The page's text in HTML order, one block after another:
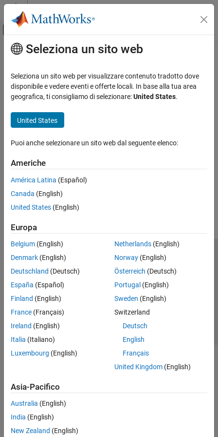
Vai al contenuto
Attiva/disattiva menu di navigazione
Pagina iniziale della documentazione
Contenuto principale
Seleziona un sito web
Seleziona un sito web per visualizzare contenuto tradotto dove
disponibile e vedere eventi e offerte locali. In base alla tua area
geografica, ti consigliamo di selezionare:United States.
United States
Puoi anche selezionare un sito web dal seguente elenco:
Americhe
América Latina (Español)
Canada (English)
United States (English)
Europa
Belgium (English)
Denmark (English)
Deutschland (Deutsch)
España (Español)
Finland (English)
France (Français)
Ireland (English)
Italia (Italiano)
Luxembourg (English)
Netherlands(English)
Norway(English)
Österreich (Deutsch)
Portugal (English)
Sweden (English)
Switzerland
Deutsch
English
Français
United Kingdom(English)
Asia-Pacifico
Australia (English)
India (English)
New Zealand (English)
Centro di fiducia
Informativa sulla privacy
Antipirateria
Stato dell'applicazione
Contatti
© 1994-2026 The MathWorks, Inc.